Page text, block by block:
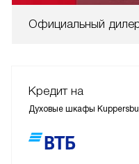
Официальный
Кредит на
Духовые шкафы